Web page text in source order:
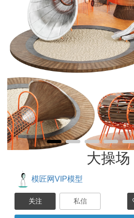
大操场
模匠网VIP模型